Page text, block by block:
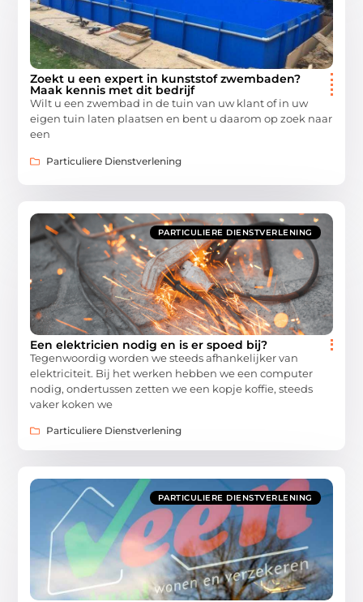
Zoekt u een expert in kunststof zwembaden?
Maak kennis met dit bedrijf
Wilt u een zwembad in de tuin van uw klant of in uw
eigen tuin laten plaatsen en bent u daarom op zoek naar
een
Particuliere Dienstverlening
PARTICULIERE DIENSTVERLENING
Een elektricien nodig en is er spoed bij?
Tegenwoordig worden we steeds afhankelijker van
elektriciteit. Bij het werken hebben we een computer
nodig, ondertussen zetten we een kopje koffie, steeds
vaker koken we
Particuliere Dienstverlening
PARTICULIERE DIENSTVERLENING